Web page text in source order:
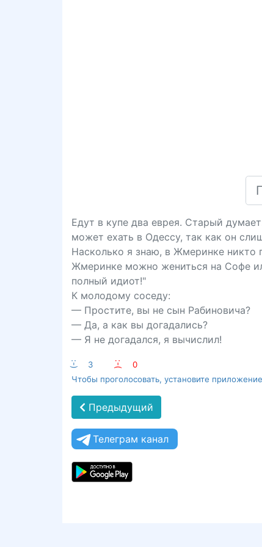
Едут в купе два еврея. Старый
может ехать в Одессу, так как он
Насколько я знаю, в Жмеринке никто
Жмеринке можно жениться на Софе
полный идиот!"
К молодому соседу:
— Простите, вы не сын Рабиновича?
— Да, а как вы догадались?
— Я не догадался, я вычислил!
:-) 3 :-(
0
Чтобы проголосовать, установите
Предыдущий
Телеграм канал